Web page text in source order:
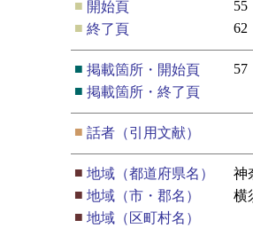
■ 開始頁
55
■ 終了頁 62
■ 掲載箇所・開始頁
57
■ 掲載箇所・終了頁
■ 話者（引用文献）
■ 地域（都道府県名）
神
■ 地域（市・郡名）
横
■ 地域（区町村名）